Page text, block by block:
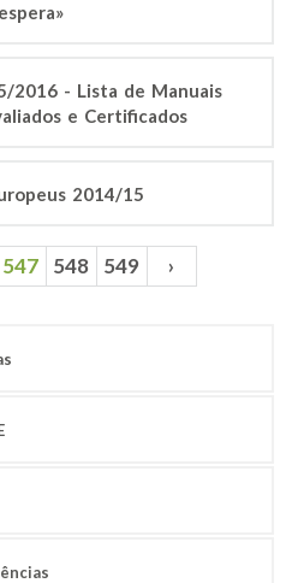
2016 - Lista de Manuais
e Certificados
2014/15
547 548 549 ›